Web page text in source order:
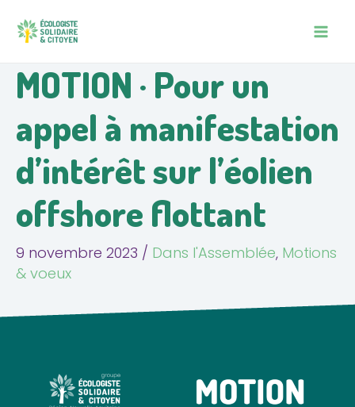
au
MAIN
MOTION · Pour un
appel à manifestation
d’intérêt sur l’éolien
offshore flottant
9 novembre 2023 / Dans l'Assemblée, Motions
& voeux
des